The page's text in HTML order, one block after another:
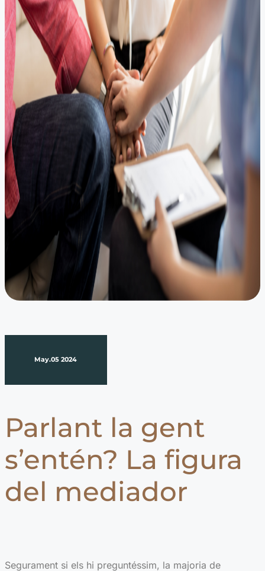
May.05 2024
Parlant la gent
s’entén? La figura
del mediador
Segurament si els hi preguntéssim, la majoria de